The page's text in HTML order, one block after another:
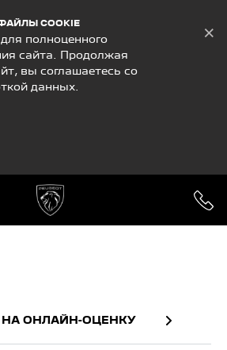
COOKIE
полноценного
сайта. Продолжая
вы соглашаетесь со
данных.
×
НА ОНЛАЙН-ОЦЕНКУ